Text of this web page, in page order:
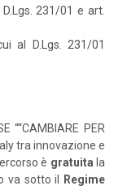
231/01 e art.
al D.Lgs. 231/01
““CAMBIARE PER
tra innovazione e
è gratuita la
va sotto il
Regime